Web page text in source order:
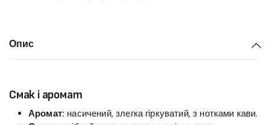
Опис
Смак і аромат
Аромат: насичений, злегка гіркуватий, з нотками кави.